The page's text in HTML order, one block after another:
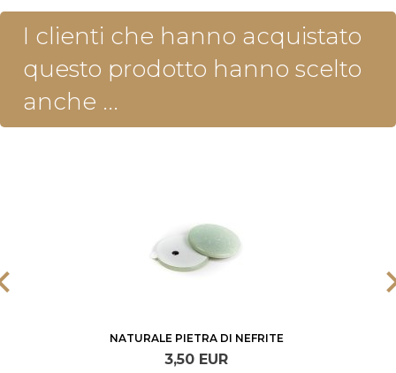
I clienti che hanno acquistato
questo prodotto hanno scelto
anche ...
NATURALE PIETRA DI NEFRITE
3,50 EUR